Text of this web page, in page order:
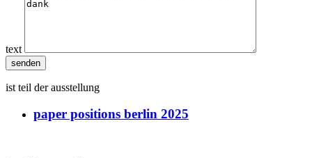
text
ist teil der ausstellung
paper positions berlin 2025